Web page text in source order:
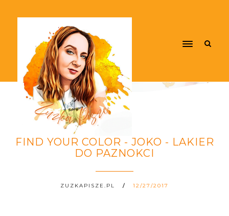
FIND YOUR COLOR - JOKO - LAKIER
DO PAZNOKCI
ZUZKAPISZE.PL 12/27/2017